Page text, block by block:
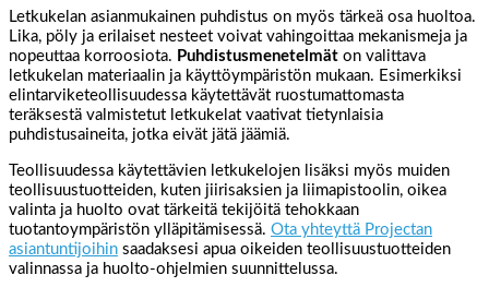
Letkukelan asianmukainen puhdistus on myös tärkeä osa huoltoa.
Lika, pöly ja erilaiset nesteet voivat vahingoittaa mekanismeja ja
nopeuttaa korroosiota. Puhdistusmenetelmät on valittava
letkukelan materiaalin ja käyttöympäristön mukaan. Esimerkiksi
elintarviketeollisuudessa käytettävät ruostumattomasta
teräksestä valmistetut letkukelat vaativat tietynlaisia
puhdistusaineita, jotka eivät jätä jäämiä.
Teollisuudessa käytettävien letkukelojen lisäksi myös muiden
teollisuustuotteiden, kuten jiirisaksien ja liimapistoolin, oikea
valinta ja huolto ovat tärkeitä tekijöitä tehokkaan
tuotantoympäristön ylläpitämisessä. Ota yhteyttä Projectan
asiantuntijoihin saadaksesi apua oikeiden teollisuustuotteiden
valinnassa ja huolto-ohjelmien suunnittelussa.